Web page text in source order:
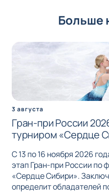
Больше
3 августа
Гран-при России
турниром «Сердце
С 13 по 16 ноября 2026
этап Гран-при России по
«Сердце Сибири».
определит обладателей